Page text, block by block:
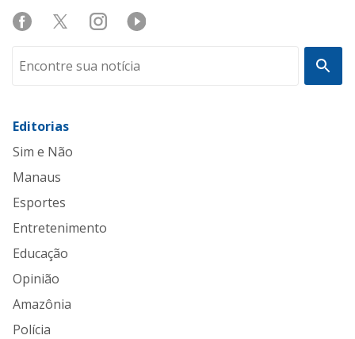
Editorias
Sim e Não
Manaus
Esportes
Entretenimento
Educação
Opinião
Amazônia
Polícia